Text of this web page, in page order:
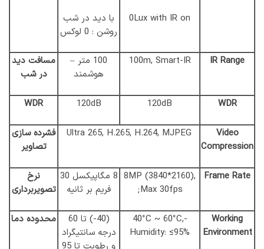
0Lux with IR on
با دید در شب
روشن : 0 لوکس
IR Range
100m, Smart-IR
100 متر –
هوشمند
مسافت دید
در شب
WDR
120dB
120dB
WDR
Video
Compression
Ultra 265, H.265, H.264, MJPEG
فشرده سازی
تصاویر
Frame Rate
8MP (3840*2160),
Max 30fps;
8 مگاپیکسل 30
فریم بر ثانیه
نرخ
تصویربرداری
Working
Environment
-40°C ~ 60°C,
Humidity: ≤95%
(40-) تا 60
درجه سانتیگراد
محدوده دما